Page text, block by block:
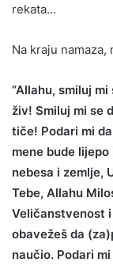
rekata…
Na kraju
“Allahu, smiluj
živ! Smiluj mi se
tiče! Podari mi
mene bude
nebesa i zemlje,
Tebe, Allahu
Veličanstvenost
obavežeš da
naučio. Podari